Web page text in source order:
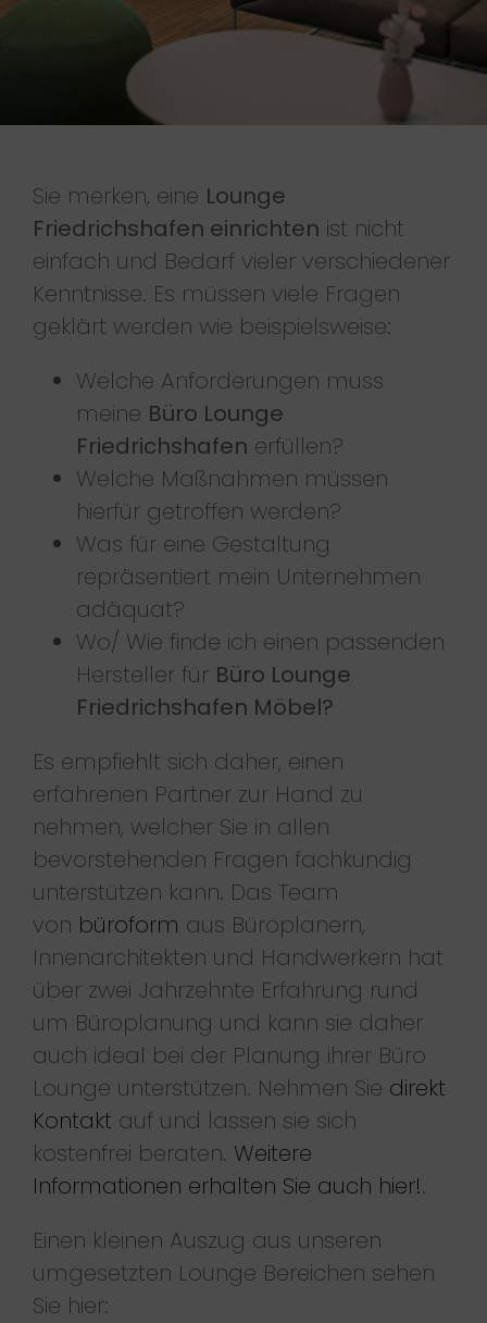
Sie merken, eine Lounge
Friedrichshafen einrichten ist nicht
einfach und Bedarf vieler verschiedener
Kenntnisse. Es müssen viele Fragen
geklärt werden wie beispielsweise:
Welche Anforderungen muss
meine Büro Lounge
Friedrichshafen erfüllen?
Welche Maßnahmen müssen
hierfür getroffen werden?
Was für eine Gestaltung
repräsentiert mein Unternehmen
adäquat?
Wo/ Wie finde ich einen passenden
Hersteller für Büro Lounge
Friedrichshafen Möbel?
Es empfiehlt sich daher, einen
erfahrenen Partner zur Hand zu
nehmen, welcher Sie in allen
bevorstehenden Fragen fachkundig
unterstützen kann. Das Team
von büroform aus Büroplanern,
Innenarchitekten und Handwerkern hat
über zwei Jahrzehnte Erfahrung rund
um Büroplanung und kann sie daher
auch ideal bei der Planung ihrer Büro
Lounge unterstützen. Nehmen Sie direkt
Kontakt auf und lassen sie sich
kostenfrei beraten. Weitere
Informationen erhalten Sie auch hier!.
Einen kleinen Auszug aus unseren
umgesetzten Lounge Bereichen sehen
Sie hier: